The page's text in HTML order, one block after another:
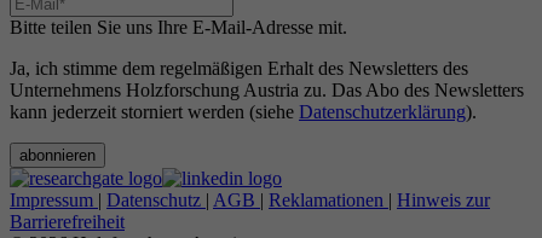
Bitte teilen Sie uns Ihre E-Mail-Adresse mit.
Ja, ich stimme dem regelmäßigen Erhalt des Newsletters des
Unternehmens Holzforschung Austria zu. Das Abo des Newsletters
kann jederzeit storniert werden (siehe Datenschutzerklärung).
abonnieren
Impressum | Datenschutz | AGB | Reklamationen | Hinweis zur
Barrierefreiheit